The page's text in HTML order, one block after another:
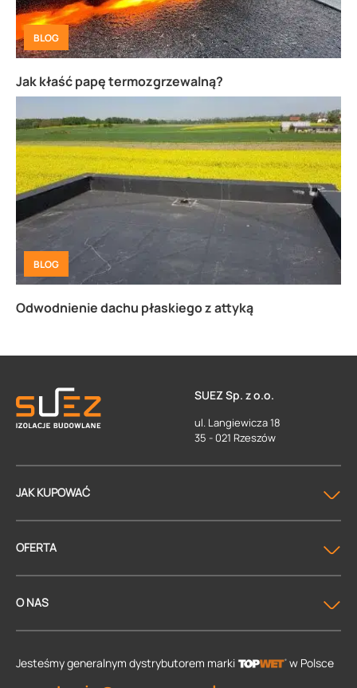
BLOG
Jak kłaść papę termozgrzewalną?
BLOG
Odwodnienie dachu płaskiego z attyką
SUEZ Sp. z o.o.
ul. Langiewicza 18
35 - 021 Rzeszów
JAK KUPOWAĆ
OFERTA
O NAS
Jesteśmy generalnym dystrybutorem marki w Polsce